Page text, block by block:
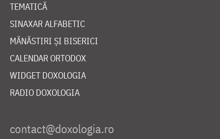
TEMATICĂ
SINAXAR ALFABETIC
MĂNĂSTIRI ȘI BISERICI
CALENDAR ORTODOX
WIDGET DOXOLOGIA
RADIO DOXOLOGIA